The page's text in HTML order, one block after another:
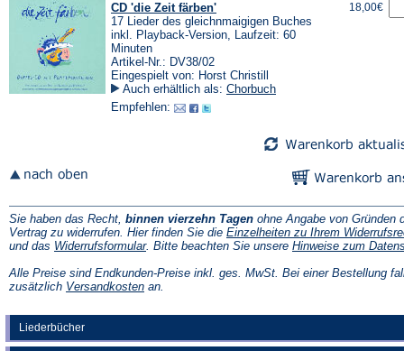
Liederbücher
CD 'die Zeit färben'
17 Lieder des gleichnmaigigen Buches
inkl. Playback-Version, Laufzeit: 60
Minuten
Artikel-Nr.: DV38/02
Eingespielt von: Horst Christill
Auch erhältlich als: Chorbuch
Empfehlen:
18,00€
Sie haben das Recht, binnen vierzehn Tagen ohne Angabe von Gründen
Vertrag zu widerrufen. Hier finden Sie die Einzelheiten zu Ihrem
und das Widerrufsformular(Öffnet
einem
neuen
. Bitte beachten Sie unsere Hinweise zum
Alle Preise sind Endkunden-Preise inkl. ges. MwSt. Bei einer Bestellung
zusätzlich Versandkosten(Öffnet
an.